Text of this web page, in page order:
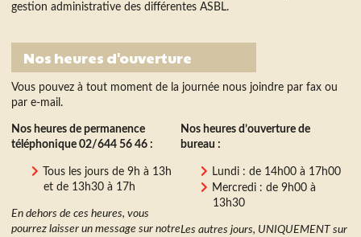
gestion administrative des différentes ASBL.
Nos heures d'ouverture
Vous pouvez à tout moment de la journée nous joindre par fax ou
par e-mail.
Nos heures de permanence
téléphonique 02/644 56 46 :
Tous les jours de 9h à 13h
et de 13h30 à 17h
En dehors de ces heures, vous
pourrez laisser un message sur notre
Nos heures d’ouverture de
bureau :
Lundi : de 14h00 à 17h00
Mercredi : de 9h00 à
13h30
Les autres jours, UNIQUEMENT sur